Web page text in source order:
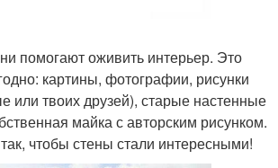
помогают оживить интерьер. Это
картины, фотографии, рисунки
или твоих друзей), старые настенные
майка с авторским рисунком.
чтобы стены стали интересными!